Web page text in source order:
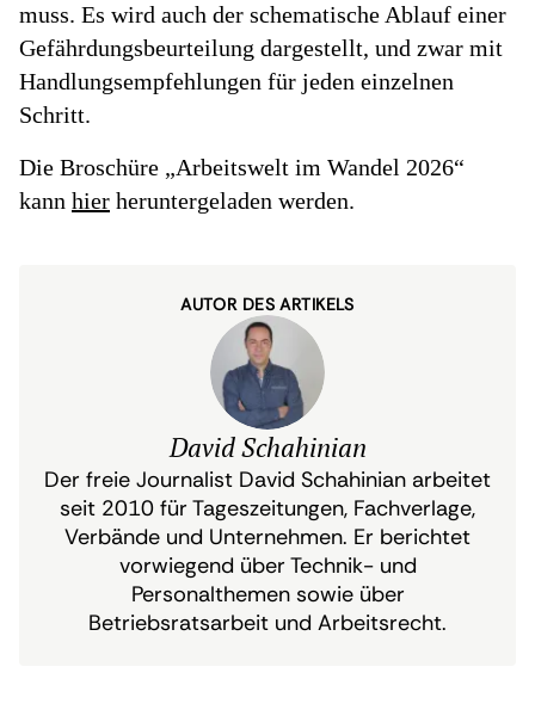
muss. Es wird auch der schematische Ablauf einer
Gefährdungsbeurteilung dargestellt, und zwar mit
Handlungsempfehlungen für jeden einzelnen
Schritt.
Die Broschüre „Arbeitswelt im Wandel 2026“
kann hier heruntergeladen werden.
AUTOR DES ARTIKELS
David Schahinian
Der freie Journalist David Schahinian arbeitet
seit 2010 für Tageszeitungen, Fachverlage,
Verbände und Unternehmen. Er berichtet
vorwiegend über Technik- und
Personalthemen sowie über
Betriebsratsarbeit und Arbeitsrecht.